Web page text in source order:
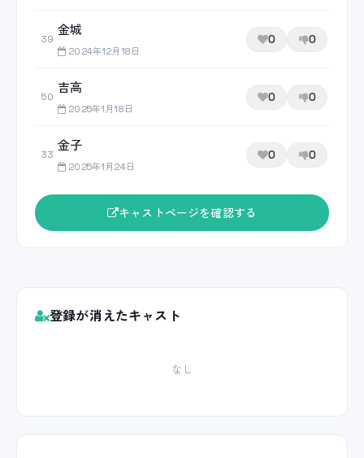
39
金城
2024年12月18日
0 0
50
吉高
2025年1月18日
0 0
33
金子
2025年1月24日
0 0
キャストページを確認する
登録が消えたキャスト
なし